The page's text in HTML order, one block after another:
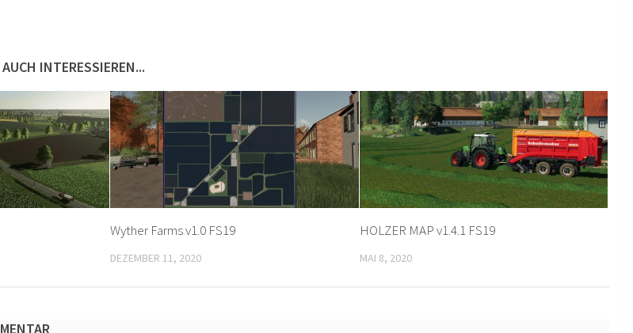
INTERESSIEREN...
Wyther Farms v1.0 FS19
DEZEMBER 11, 2020
HOLZER MAP v1.4.1 FS19
MAI 8, 2020